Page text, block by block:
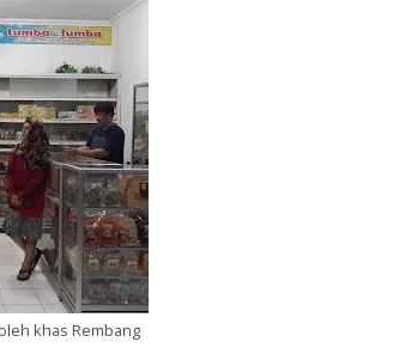
khas Rembang